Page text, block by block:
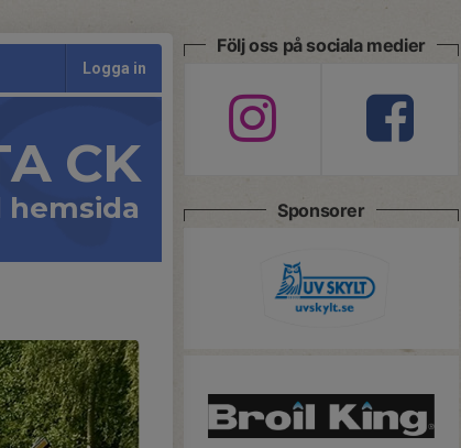
Logga in
CK
Följ oss på sociala medier
Sponsorer